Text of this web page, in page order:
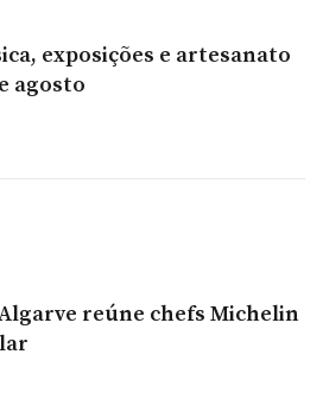
exposições e artesanato
agosto
reúne chefs Michelin